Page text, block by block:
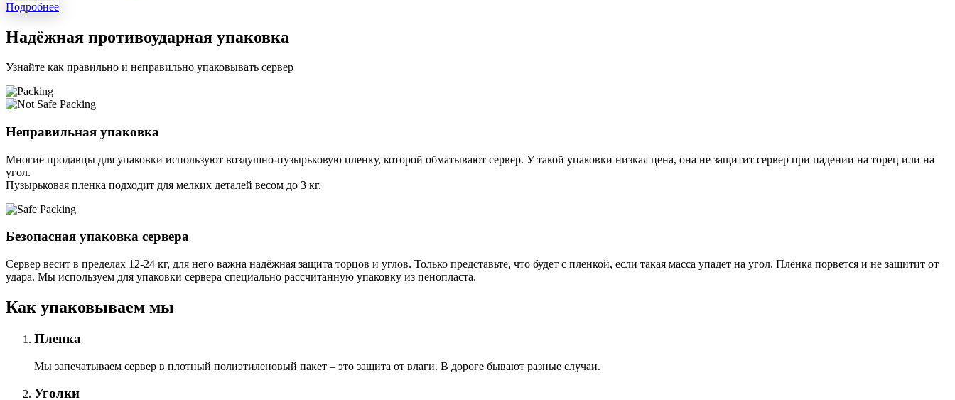
Подробнее
Надёжная противоударная упаковка
Узнайте как правильно и неправильно упаковывать сервер
Неправильная упаковка
Многие продавцы для упаковки используют воздушно-пузырьковую пленку, которой обматывают сервер. У такой упаковки низкая цена, она не защитит сервер при падении на торец или на
угол.
Пузырьковая пленка подходит для мелких деталей весом до 3 кг.
Безопасная упаковка сервера
Сервер весит в пределах 12-24 кг, для него важна надёжная защита торцов и углов. Только представьте, что будет с пленкой, если такая масса упадет на угол. Плёнка порвется и не защитит от
удара. Мы используем для упаковки сервера специально расcчитанную упаковку из пенопласта.
Как упаковываем мы
Пленка
Мы запечатываем сервер в плотный полиэтиленовый пакет – это защита от влаги. В дороге бывают разные случаи.
Уголки